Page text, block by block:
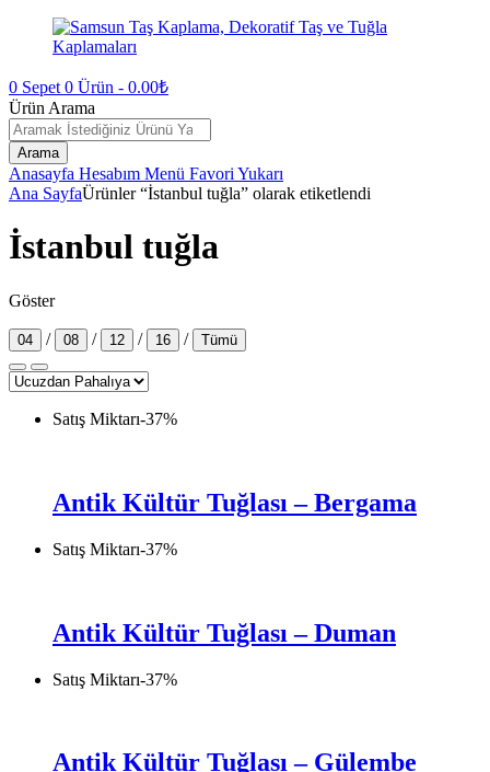
0 Sepet 0 Ürün - 0.00₺
Ürün Arama
Arama
Anasayfa Hesabım Menü Favori Yukarı
Ana SayfaÜrünler “İstanbul tuğla” olarak etiketlendi
İstanbul tuğla
Göster
04 / 08 / 12 / 16 / Tümü
Satış Miktarı-37%
Antik Kültür Tuğlası – Bergama
Satış Miktarı-37%
Antik Kültür Tuğlası – Duman
Satış Miktarı-37%
Antik Kültür Tuğlası – Gülembe